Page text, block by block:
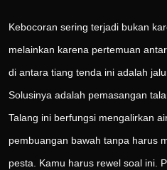
Kebocoran sering terjadi bukan
melainkan karena pertemuan
di antara tiang tenda ini adalah
Solusinya adalah pemasangan
Talang ini berfungsi mengalirkan
pembuangan bawah tanpa harus
pesta. Kamu harus rewel soal ini.